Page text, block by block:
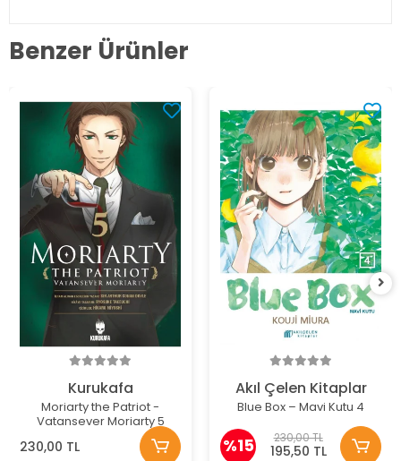
Benzer Ürünler
Kurukafa
Moriarty the Patriot -
Vatansever Moriarty 5
230,00 TL
Akıl Çelen Kitaplar
Blue Box – Mavi Kutu 4
%15 230,00 TL
195,50 TL